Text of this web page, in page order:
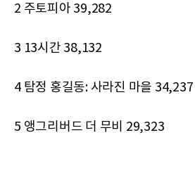
2 주토피아 39,282
3 13시간 38,132
4 탐정 홍길동: 사라진 마을 34,237
5 앵그리버드 더 무비 29,323